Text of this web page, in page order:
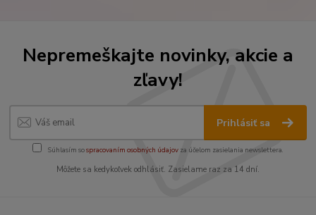
Nepremeškajte novinky, akcie a
zľavy!
Prihlásiť sa
Súhlasím sospracovaním osobných údajov za účelom zasielania newslettera.
Môžete sa kedykoľvek odhlásiť. Zasielame raz za 14 dní.